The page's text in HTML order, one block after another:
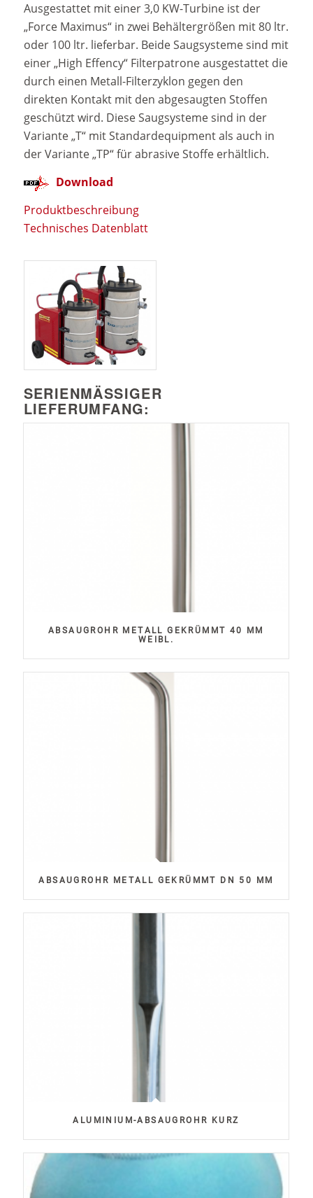
Ausgestattet mit einer 3,0 KW-Turbine ist der
„Force Maximus“ in zwei Behältergrößen mit 80 ltr.
oder 100 ltr. lieferbar. Beide Saugsysteme sind mit
einer „High Effency“ Filterpatrone ausgestattet die
durch einen Metall-Filterzyklon gegen den
direkten Kontakt mit den abgesaugten Stoffen
geschützt wird. Diese Saugsysteme sind in der
Variante „T“ mit Standardequipment als auch in
der Variante „TP“ für abrasive Stoffe erhältlich.
Download
Produktbeschreibung
Technisches Datenblatt
SERIENMÄSSIGER L
IEFERUMFANG:
ABSAUGROHR METALL GEKRÜMMT 40 MM
WEIBL.
ABSAUGROHR METALL GEKRÜMMT DN 50 MM
ALUMINIUM-ABSAUGROHR KURZ